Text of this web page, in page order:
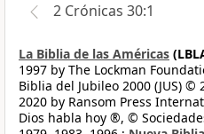
2 Crónicas 30:1
La Biblia de las Américas
1997 by The Lockman
Biblia del Jubileo 2000 (JUS) ©
2020 by Ransom Press
Dios habla hoy ®, ©